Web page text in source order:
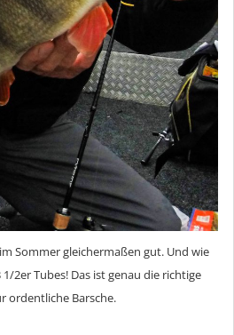
Sommer gleichermaßen gut. Und wie
2er Tubes! Das ist genau die richtige
ordentliche Barsche.